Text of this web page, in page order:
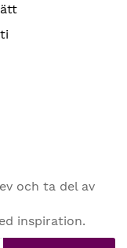
och ta del av
inspiration.